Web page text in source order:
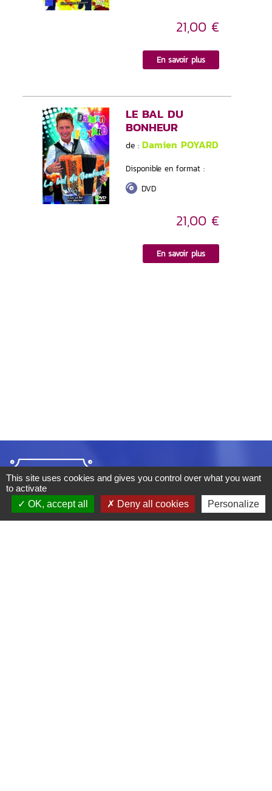
21,00 €
En savoir plus
LE BAL DU
BONHEUR
de : Damien POYARD
Disponible en format :
DVD
21,00 €
En savoir plus
This site uses cookies and gives you control over what you want
to activate
OK, accept all
Deny all cookies Personalize